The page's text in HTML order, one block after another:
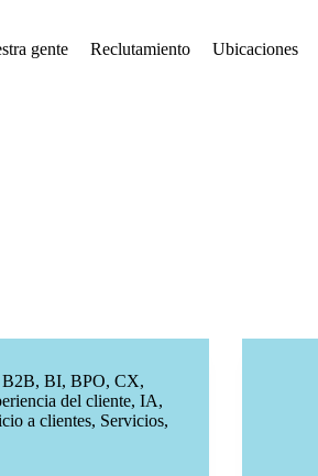
gente Reclutamiento Ubicaciones
B2B, BI, BPO, CX,
del cliente, IA,
a clientes, Servicios,